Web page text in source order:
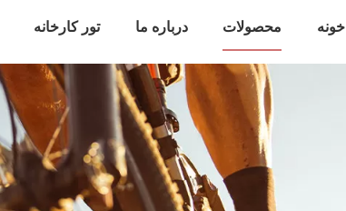
خونه محصولات درباره ما تور کارخانه